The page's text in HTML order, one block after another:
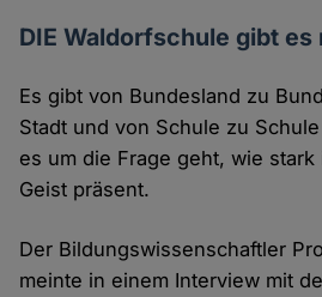
DIE Waldorfschule gibt es
Es gibt von Bundesland zu
Stadt und von Schule zu
es um die Frage geht, wie
Geist präsent.
Der Bildungswissenschaftler
meinte in einem Interview mit